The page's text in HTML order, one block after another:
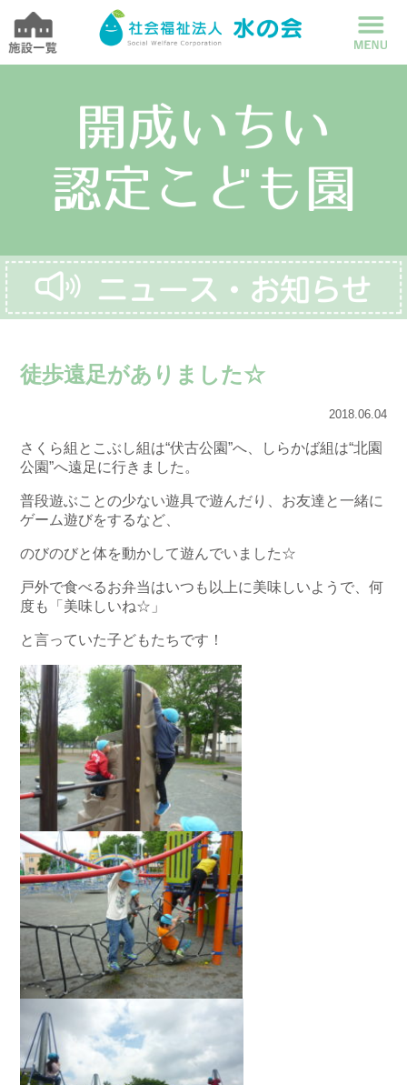
徒歩遠足がありました☆
2018.06.04
さくら組とこぶし組は“伏古公園”へ、しらかば組は“北園
公園”へ遠足に行きました。
普段遊ぶことの少ない遊具で遊んだり、お友達と一緒に
ゲーム遊びをするなど、
のびのびと体を動かして遊んでいました☆
戸外で食べるお弁当はいつも以上に美味しいようで、何
度も「美味しいね☆」
と言っていた子どもたちです！